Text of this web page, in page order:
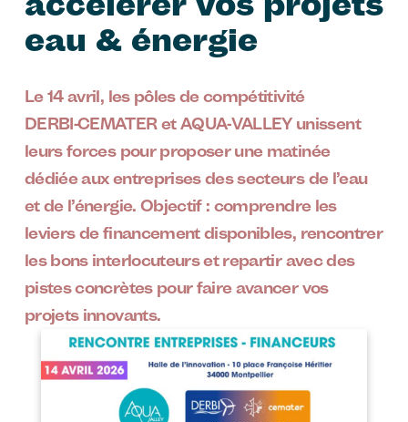
eau & énergie
Le 14 avril, les pôles de compétitivité
DERBI‑CEMATER et AQUA‑VALLEY unissent
leurs forces pour proposer une matinée
dédiée aux entreprises des secteurs de l’eau
et de l’énergie. Objectif : comprendre les
leviers de financement disponibles, rencontrer
les bons interlocuteurs et repartir avec des
pistes concrètes pour faire avancer vos
projets innovants.
Image